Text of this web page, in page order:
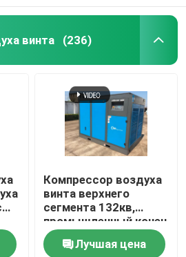
винта (236)
Компрессор воздуха
винта верхнего
сегмента 132кв,
промышленный конец
воздуха винта
РоторкомпЛучшая цена